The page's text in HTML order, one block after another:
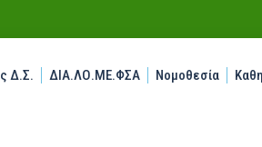
Δ.Σ. ΔΙΑ.ΛΟ.ΜΕ.ΦΣΑ Νομοθεσία